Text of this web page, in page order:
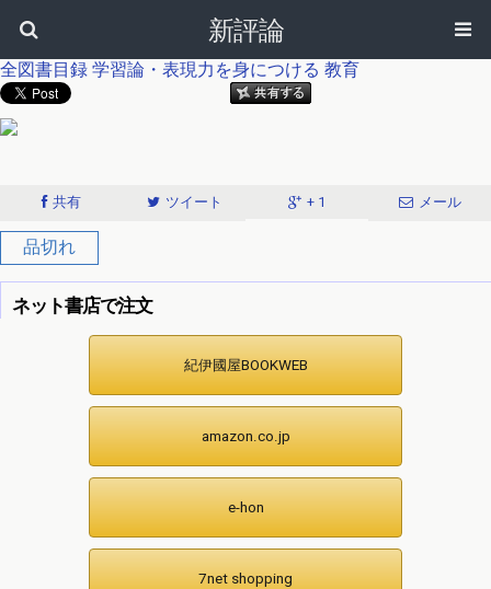
新評論
全図書目録 学習論・表現力を身につける 教育
共有 ツイート + 1 メール
品切れ
ネット書店で注文
紀伊國屋BOOKWEB
amazon.co.jp
e-hon
7net shopping